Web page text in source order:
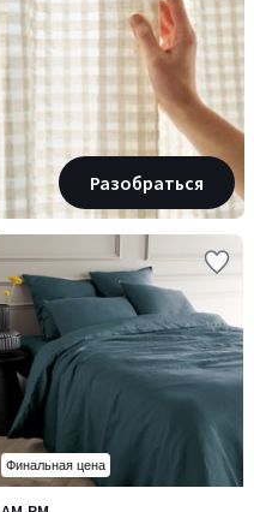
Разобраться
Финальная цена